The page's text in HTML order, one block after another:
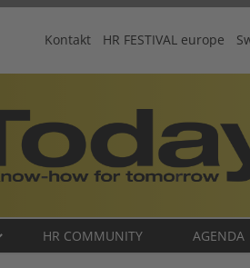
Kontakt HR FESTIVAL europe
HR COMMUNITY AGENDA